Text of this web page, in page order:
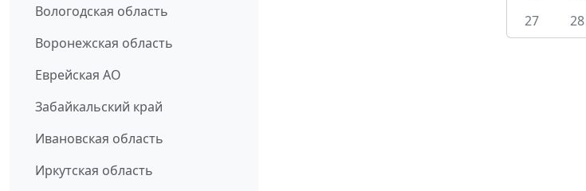
Вологодская область
Воронежская область
Еврейская АО
Забайкальский край
Ивановская область
Иркутская область
27
28